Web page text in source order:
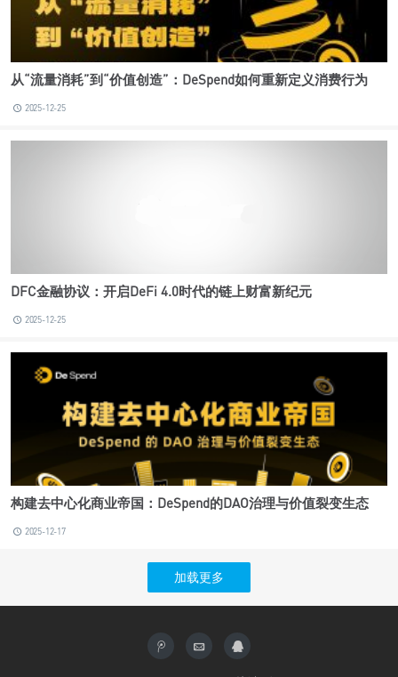
从“流量消耗”到“价值创造”：DeSpend如何重新定义消费行为
2025-12-25
DFC金融协议：开启DeFi 4.0时代的链上财富新纪元
2025-12-25
构建去中心化商业帝国：DeSpend的DAO治理与价值裂变生态
2025-12-17
加载更多